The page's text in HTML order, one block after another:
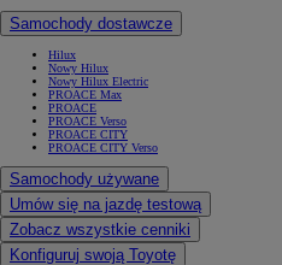
Samochody dostawcze
Hilux
Nowy Hilux
Nowy Hilux Electric
PROACE Max
PROACE
PROACE Verso
PROACE CITY
PROACE CITY Verso
Samochody używane
Umów się na jazdę testową
Zobacz wszystkie cenniki
Konfiguruj swoją Toyotę